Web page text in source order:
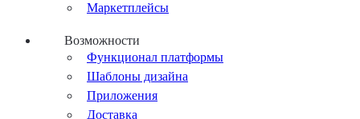
Маркетплейсы
Возможности
Функционал платформы
Шаблоны дизайна
Приложения
Доставка